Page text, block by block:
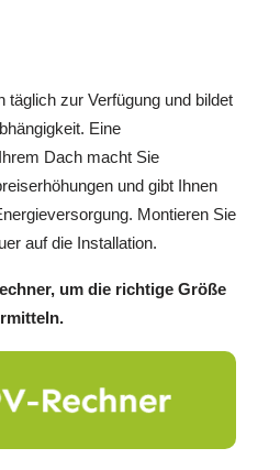
täglich zur Verfügung und bildet
Eine
Dach macht Sie
und gibt Ihnen
Montieren Sie
auf die Installation.
um die richtige Größe